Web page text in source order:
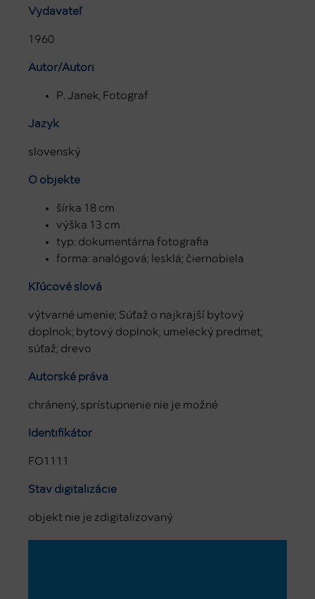
Vydavateľ
1960
Autor/Autori
P. Janek, Fotograf
Jazyk
slovenský
O objekte
šírka 18 cm
výška 13 cm
typ: dokumentárna fotografia
forma: analógová; lesklá; čiernobiela
Kľúčové slová
výtvarné umenie; Súťaž o najkrajší bytový
doplnok; bytový doplnok; umelecký predmet;
súťaž; drevo
Autorské práva
chránený, sprístupnenie nie je možné
Identifikátor
FO1111
Stav digitalizácie
objekt nie je zdigitalizovaný